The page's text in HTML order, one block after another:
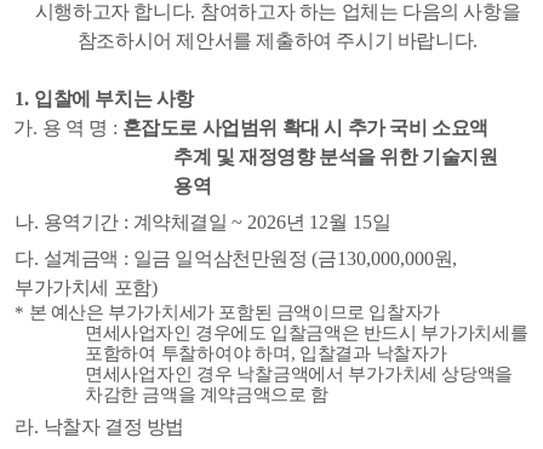
시행하고자 합니다. 참여하고자 하는 업체는 다음의 사항을
참조하시어 제안서를 제출하여 주시기 바랍니다.
1. 입찰에 부치는 사항
가. 용 역 명 : 혼잡도로 사업범위 확대 시 추가 국비 소요액
추계 및 재정영향 분석을 위한 기술지원
용역
나. 용역기간 : 계약체결일~ 2026년 12월 15일
다. 설계금액 : 일금 일억삼천만원정(금130,000,000원,
부가가치세 포함)
* 본 예산은 부가가치세가 포함된 금액이므로 입찰자가
면세사업자인 경우에도 입찰금액은 반드시 부가가치세를
포함하여 투찰하여야 하며 , 입찰결과 낙찰자가
면세사업자인 경우 낙찰금액에서 부가가치세 상당액을
차감한 금액을 계약금액으로 함
라. 낙찰자 결정 방법